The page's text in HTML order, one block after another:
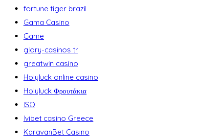
fortune tiger brazil
Gama Casino
Game
glory-casinos tr
greatwin casino
Holyluck online casino
Holyluck Φρουτάκια
ISO
Ivibet casino Greece
KaravanBet Casino